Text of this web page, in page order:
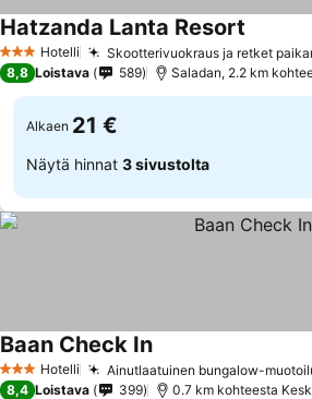
3 Tähtiluokitus
Hotelli Skootterivuokraus ja retket
Hatzanda Lanta Resort
8,8 Loistava 589 Saladan, 2.2 km
Alkaen 21 €
Näytä hinnat 3 sivustolta
3 Tähtiluokitus
Hotelli Ainutlaatuinen bungalow-
Baan Check In
8,4 Loistava 399 0.7 km kohteesta